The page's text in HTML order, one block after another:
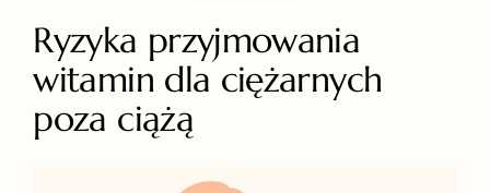
Ryzyka przyjmowania
witamin dla ciężarnych
poza ciążą